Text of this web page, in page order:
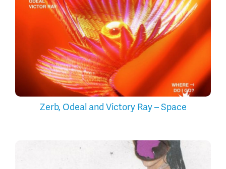
Zerb, Odeal and Victory Ray – Space